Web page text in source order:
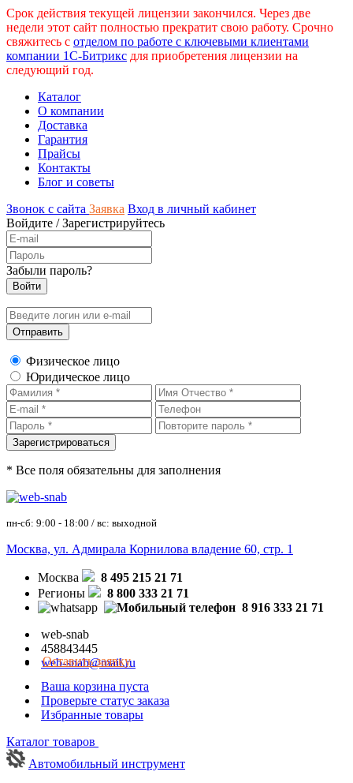
Срок действия текущей лицензии закончился. Через две
недели этот сайт полностью прекратит свою работу. Срочно
свяжитесь с отделом по работе с ключевыми клиентами
компании 1С-Битрикс для приобретения лицензии на
следующий год.
Каталог
О компании
Доставка
Гарантия
Прайсы
Контакты
Блог и советы
Звонок с сайта Заявка Вход в личный кабинет
Войдите /Зарегистрируйтесь
Забыли пароль?
Физическое лицо
Юридическое лицо
* Все поля обязательны для заполнения
пн-сб: 9:00 - 18:00 / вс: выходной
Москва, ул. Адмирала Корнилова владение 60, стр. 1
Москва
8 495 215 21 71
Регионы
8 800 333 21 71
8 916 333 21 71
web-snab
458843445
web-snab@mail.ru
Оставить заявку
Ваша корзина пуста
Проверьте статус заказа
Избранные товары
Каталог товаров
Автомобильный инструмент